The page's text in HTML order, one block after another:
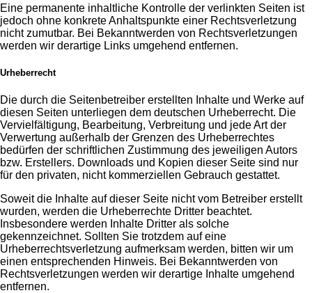
Eine permanente inhaltliche Kontrolle der verlinkten Seiten ist
jedoch ohne konkrete Anhaltspunkte einer Rechtsverletzung
nicht zumutbar. Bei Bekanntwerden von Rechtsverletzungen
werden wir derartige Links umgehend entfernen.
Urheberrecht
Die durch die Seitenbetreiber erstellten Inhalte und Werke auf
diesen Seiten unterliegen dem deutschen Urheberrecht. Die
Vervielfältigung, Bearbeitung, Verbreitung und jede Art der
Verwertung außerhalb der Grenzen des Urheberrechtes
bedürfen der schriftlichen Zustimmung des jeweiligen Autors
bzw. Erstellers. Downloads und Kopien dieser Seite sind nur
für den privaten, nicht kommerziellen Gebrauch gestattet.
Soweit die Inhalte auf dieser Seite nicht vom Betreiber erstellt
wurden, werden die Urheberrechte Dritter beachtet.
Insbesondere werden Inhalte Dritter als solche
gekennzeichnet. Sollten Sie trotzdem auf eine
Urheberrechtsverletzung aufmerksam werden, bitten wir um
einen entsprechenden Hinweis. Bei Bekanntwerden von
Rechtsverletzungen werden wir derartige Inhalte umgehend
entfernen.